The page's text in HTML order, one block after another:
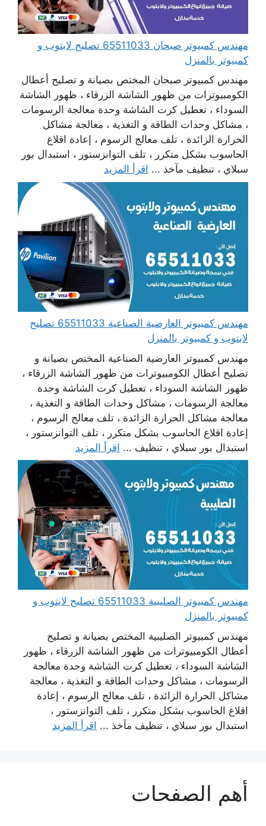
مهندس كمبيوتر صبحان 65511033 تصليح لابتوب و
كمبيوتر بالمنزل
مهندس كمبيوتر صبحان المختص بصيانة و تصليح أعطال
الكومبيوترات من ظهور الشاشة الزرقاء ، ظهور الشاشة
السوداء ، تعطيل كرت الشاشة وحدة معالجة الرسومات
، مشاكل وحدات الطاقة و التغذية ، معالجة مشاكل
الحرارة الزائدة ، تلف معالج الرسوم ، إعادة اقلاع
الحاسوب بشكل متكرر ، تلف التوانزستور ، استبدال بور
سبلاي ، تنظيف مآخذ ... اقرأ المزيد
مهندس كمبيوتر العارضية الصناعية 65511033 تصليح
لابتوب و كمبيوتر بالمنزل
مهندس كمبيوتر العارضية الصناعية المختص بصيانة و
تصليح أعطال الكومبيوترات من ظهور الشاشة الزرقاء ،
ظهور الشاشة السوداء ، تعطيل كرت الشاشة وحدة
معالجة الرسومات ، مشاكل وحدات الطاقة و التغذية ،
معالجة مشاكل الحرارة الزائدة ، تلف معالج الرسوم ،
إعادة اقلاع الحاسوب بشكل متكرر ، تلف التوانزستور ،
استبدال بور سبلاي ، تنظيف ... اقرأ المزيد
مهندس كمبيوتر الصليبية 65511033 تصليح لابتوب و
كمبيوتر بالمنزل
مهندس كمبيوتر الصليبية المختص بصيانة و تصليح
أعطال الكومبيوترات من ظهور الشاشة الزرقاء ، ظهور
الشاشة السوداء ، تعطيل كرت الشاشة وحدة معالجة
الرسومات ، مشاكل وحدات الطاقة و التغذية ، معالجة
مشاكل الحرارة الزائدة ، تلف معالج الرسوم ، إعادة
اقلاع الحاسوب بشكل متكرر ، تلف التوانزستور ،
استبدال بور سبلاي ، تنظيف مآخذ ... اقرأ المزيد
أهم الصفحات